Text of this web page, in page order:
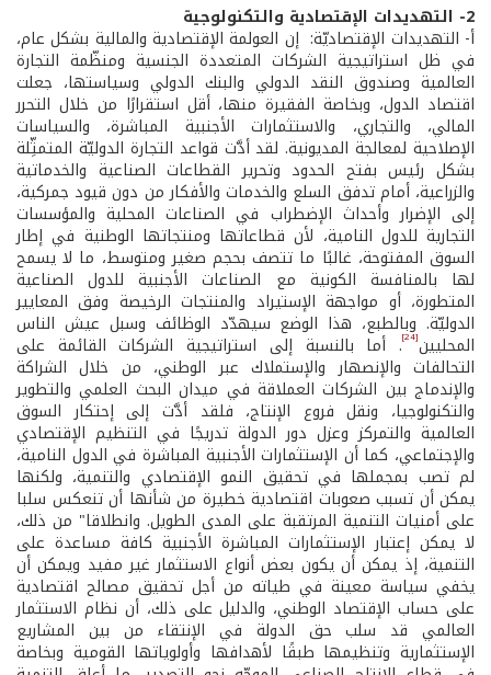
2- التهديدات الإقتصادية والتكنولوجية
أ- التهديدات الإقتصاديّة: إن العولمة الإقتصادية والمالية بشكل عام،
في ظل استراتيجية الشركات المتعددة الجنسية ومنظّمة التجارة
العالمية وصندوق النقد الدولي والبنك الدولي وسياستها، جعلت
اقتصاد الدول، وبخاصة الفقيرة منها، أقل استقرارًا من خلال التحرر
المالي، والتجاري، والاستثمارات الأجنبية المباشرة، والسياسات
الإصلاحية لمعالجة المديونية. لقد أدَّت قواعد التجارة الدوليّة المتمثِّلة
بشكل رئيس بفتح الحدود وتحرير القطاعات الصناعية والخدماتية
والزراعية، أمام تدفق السلع والخدمات والأفكار من دون قيود جمركية،
إلى الإضرار وأحداث الإضطراب في الصناعات المحلية والمؤسسات
التجارية للدول النامية، لأن قطاعاتها ومنتجاتها الوطنية في إطار
السوق المفتوحة، غالبًا ما تتصف بحجم صغير ومتوسط، ما لا يسمح
لها بالمنافسة الكونية مع الصناعات الأجنبية للدول الصناعية
المتطورة، أو مواجهة الإستيراد والمنتجات الرخيصة وفق المعايير
الدوليّة. وبالطبع، هذا الوضع سيهدّد الوظائف وسبل عيش الناس
المحليين[24] . أما بالنسبة إلى استراتيجية الشركات القائمة على
التحالفات والإنصهار والإستملاك عبر الوطني، من خلال الشراكة
والإندماج بين الشركات العملاقة في ميدان البحث العلمي والتطوير
والتكنولوجيا، ونقل فروع الإنتاج، فلقد أدَّت إلى إحتكار السوق
العالمية والتمركز وعزل دور الدولة تدريجًا في التنظيم الإقتصادي
والإجتماعي، كما أن الإستثمارات الأجنبية المباشرة في الدول النامية،
لم تصب بمجملها في تحقيق النمو الإقتصادي والتنمية، ولكنها
يمكن أن تسبب صعوبات اقتصادية خطيرة من شأنها أن تنعكس سلبا
على أمنيات التنمية المرتقبة على المدى الطويل. وانطلاقا" من ذلك،
لا يمكن إعتبار الإستثمارات المباشرة الأجنبية كافة مساعدة على
التنمية، إذ يمكن أن يكون بعض أنواع الاستثمار غير مفيد ويمكن أن
يخفي سياسة معينة في طياته من أجل تحقيق مصالح اقتصادية
على حساب الإقتصاد الوطني، والدليل على ذلك، أن نظام الاستثمار
العالمي قد سلب حق الدولة في الإنتقاء من بين المشاريع
الإستثمارية وتنظيمها طبقًا لأهدافها وأولوياتها القومية وبخاصة